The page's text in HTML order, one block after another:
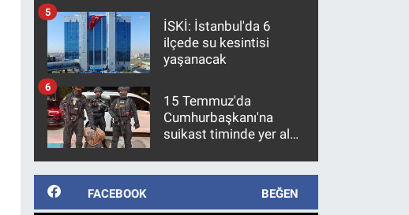
İSKİ: İstanbul'da 6
ilçede su kesintisi
yaşanacak
5
15 Temmuz'da
Cumhurbaşkanı'na
suikast timinde yer alan
10 yıl sonra yakalandı
6
FACEBOOK BEĞEN